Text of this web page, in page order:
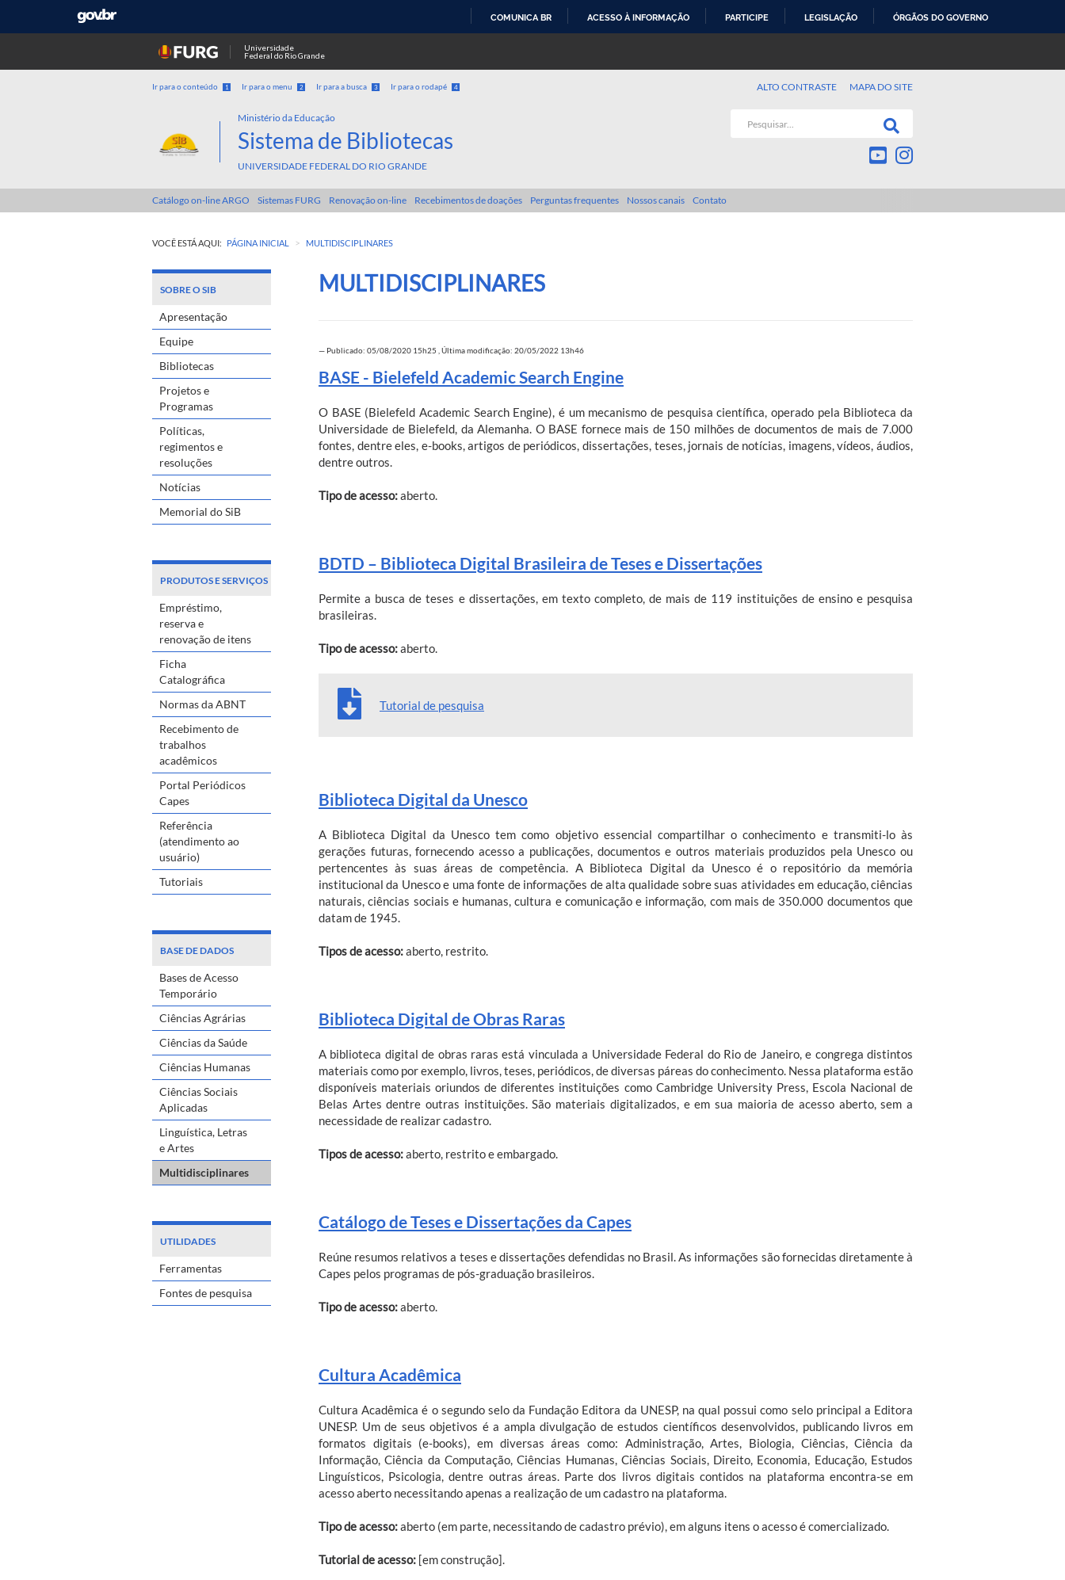
COMUNICA BR ACESSO À INFORMAÇÃO PARTICIPE LEGISLAÇÃO ÓRGÃOS DO GOVERNO
Universidade
Federal do Rio Grande
Ir para o conteúdo 1 Ir para o menu 2 Ir para a busca 3 Ir para o rodapé 4 ALTO CONTRASTE MAPA DO SITE
Ministério da Educação
Sistema de Bibliotecas
UNIVERSIDADE FEDERAL DO RIO GRANDE
Catálogo on-line ARGO Sistemas FURG Renovação on-line Recebimentos de doações Perguntas frequentes Nossos canais Contato
VOCÊ ESTÁ AQUI: PÁGINA INICIAL > MULTIDISCIPLINARES
SOBRE O SIB
Apresentação
Equipe
Bibliotecas
Projetos e
Programas
Políticas,
regimentos e
resoluções
Notícias
Memorial do SiB
PRODUTOS E SERVIÇOS
Empréstimo,
reserva e
renovação de itens
Ficha
Catalográfica
Normas da ABNT
Recebimento de
trabalhos
acadêmicos
Portal Periódicos
Capes
Referência
(atendimento ao
usuário)
Tutoriais
BASE DE DADOS
Bases de Acesso
Temporário
Ciências Agrárias
Ciências da Saúde
Ciências Humanas
Ciências Sociais
Aplicadas
Linguística, Letras
e Artes
Multidisciplinares
UTILIDADES
Ferramentas
Fontes de pesquisa
MULTIDISCIPLINARES
— Publicado: 05/08/2020 15h25 Última modificação: 20/05/2022 13h46
BASE - Bielefeld Academic Search Engine
O BASE (Bielefeld Academic Search Engine), é um mecanismo de pesquisa científica, operado pela Biblioteca da
Universidade de Bielefeld, da Alemanha. O BASE fornece mais de 150 milhões de documentos de mais de 7.000
fontes, dentre eles, e-books, artigos de periódicos, dissertações, teses, jornais de notícias, imagens, vídeos, áudios,
dentre outros.
Tipo de acesso:aberto.
BDTD – Biblioteca Digital Brasileira de Teses e Dissertações
Permite a busca de teses e dissertações, em texto completo, de mais de 119 instituições de ensino e pesquisa
brasileiras.
Tipo de acesso:aberto.
Tutorial de pesquisa
Biblioteca Digital da Unesco
A Biblioteca Digital da Unesco tem como objetivo essencial compartilhar o conhecimento e transmiti-lo às
gerações futuras, fornecendo acesso a publicações, documentos e outros materiais produzidos pela Unesco ou
pertencentes às suas áreas de competência. A Biblioteca Digital da Unesco é o repositório da memória
institucional da Unesco e uma fonte de informações de alta qualidade sobre suas atividades em educação, ciências
naturais, ciências sociais e humanas, cultura e comunicação e informação, com mais de 350.000 documentos que
datam de 1945.
Tipos de acesso:aberto, restrito.
Biblioteca Digital de Obras Raras
A biblioteca digital de obras raras está vinculada a Universidade Federal do Rio de Janeiro, e congrega distintos
materiais como por exemplo, livros, teses, periódicos, de diversas páreas do conhecimento. Nessa plataforma estão
disponíveis materiais oriundos de diferentes instituições como Cambridge University Press, Escola Nacional de
Belas Artes dentre outras instituições. São materiais digitalizados, e em sua maioria de acesso aberto, sem a
necessidade de realizar cadastro.
Tipos de acesso:aberto, restrito e embargado.
Catálogo de Teses e Dissertações da Capes
Reúne resumos relativos a teses e dissertações defendidas no Brasil. As informações são fornecidas diretamente à
Capes pelos programas de pós-graduação brasileiros.
Tipo de acesso:aberto.
Cultura Acadêmica
Cultura Acadêmica é o segundo selo da Fundação Editora da UNESP, na qual possui como selo principal a Editora
UNESP. Um de seus objetivos é a ampla divulgação de estudos científicos desenvolvidos, publicando livros em
formatos digitais (e-books), em diversas áreas como: Administração, Artes, Biologia, Ciências, Ciência da
Informação, Ciência da Computação, Ciências Humanas, Ciências Sociais, Direito, Economia, Educação, Estudos
Linguísticos, Psicologia, dentre outras áreas. Parte dos livros digitais contidos na plataforma encontra-se em
acesso aberto necessitando apenas a realização de um cadastro na plataforma.
Tipo de acesso:aberto (em parte, necessitando de cadastro prévio), em alguns itens o acesso é comercializado.
Tutorial de acesso: [em construção].